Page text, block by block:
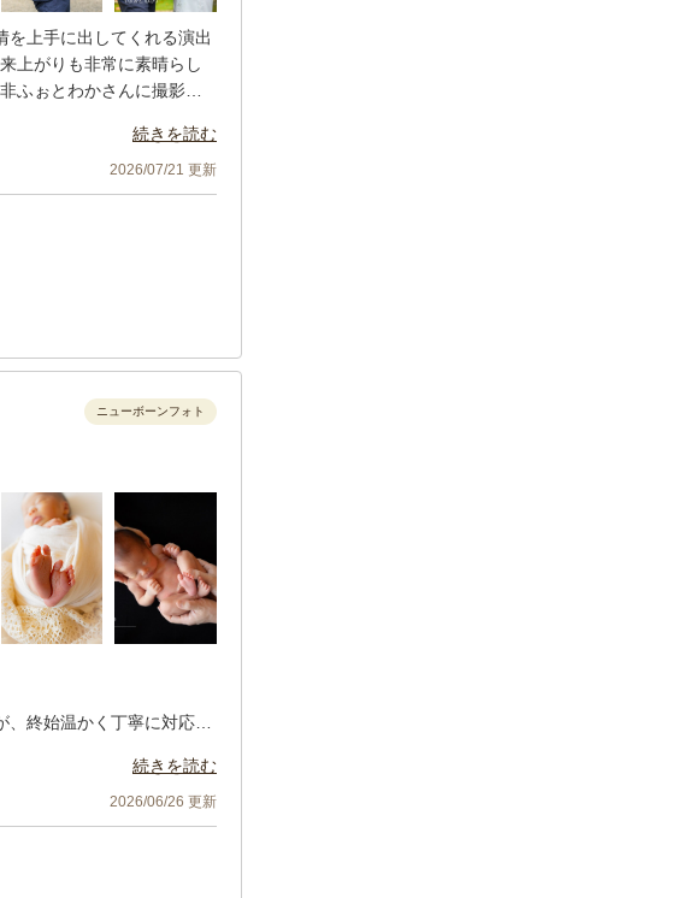
を上手に出してくれる演出
上がりも非常に素晴らし
ふぉとわかさんに撮影し
。我々は息子のペースに
んのお言葉がけ、息子へ
上がりでした。泣いてい
変だった姿もあえて『写
よね😹！！笑』と笑みが
続きを読む
2026/07/21 更新
ニューボーンフォト
、終始温かく丁寧に対応し
ていただけたので、スム
す。
続きを読む
2026/06/26 更新